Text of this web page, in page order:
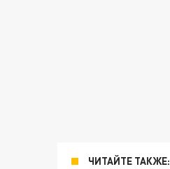
ЧИТАЙТЕ ТАКЖЕ: